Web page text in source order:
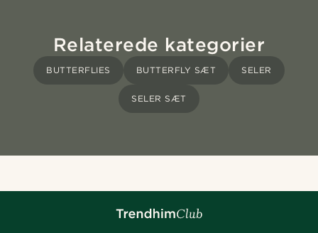
Relaterede kategorier
BUTTERFLIES BUTTERFLY SÆT SELER
SELER SÆT